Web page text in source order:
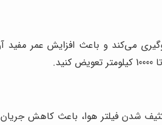
می‌کند و باعث افزایش عمر
شدن فیلتر هوا، باعث کاهش